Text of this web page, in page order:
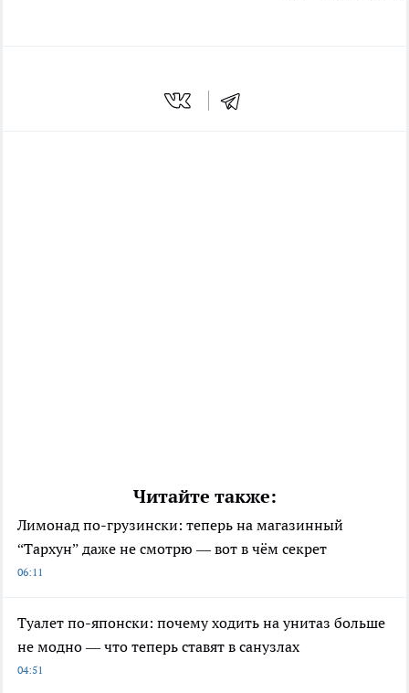
Читайте также:
Лимонад по-грузински: теперь на магазинный
“Тархун” даже не смотрю — вот в чём секрет
06:11
Туалет по-японски: почему ходить на унитаз больше
не модно — что теперь ставят в санузлах
04:51